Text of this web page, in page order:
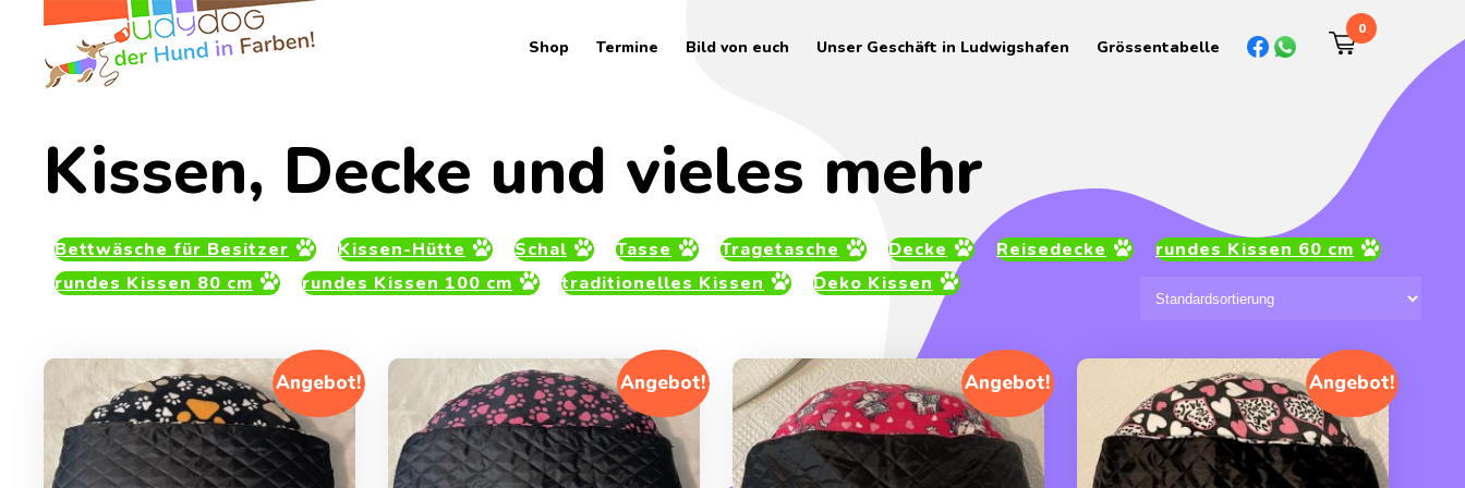
Shop Termine Bild von euch Unser Geschäft in Ludwigshafen Grössentabelle
0
Kissen, Decke und vieles mehr
Bettwäsche für Besitzer Kissen-Hütte Schal Tasse Tragetasche Decke Reisedecke
rundes Kissen 60 cm
rundes Kissen 80 cm
rundes Kissen 100 cm traditionelles Kissen Deko Kissen
Angebot! Angebot! Angebot! Angebot!